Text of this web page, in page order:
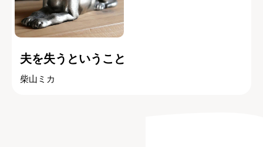
夫を失うということ
柴山ミカ